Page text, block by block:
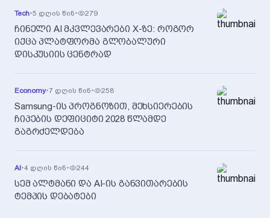
Tech•5 დღის წინ• 279
ჩინელი AI მკვლევარები X-ზე: როგორ
იქცა პლატფორმა გლობალური
დისკუსიის ცენტრად
Economy•7 დღის წინ• 258
Samsung-ის პროგნოზით, მეხსიერების
ჩიპების დეფიციტი 2028 წლამდე
გაგრძელდება
AI•4 დღის წინ• 244
სემ ალტმანი და AI-ის განვითარების
ტემპის დებატები